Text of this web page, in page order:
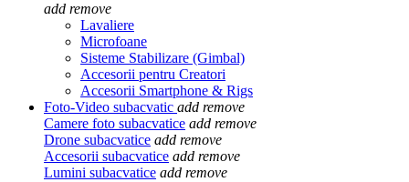
add remove
Lavaliere
Microfoane
Sisteme Stabilizare (Gimbal)
Accesorii pentru Creatori
Accesorii Smartphone & Rigs
Foto-Video subacvatic add remove
Camere foto subacvatice add remove
Drone subacvatice add remove
Accesorii subacvatice add remove
Lumini subacvatice add remove